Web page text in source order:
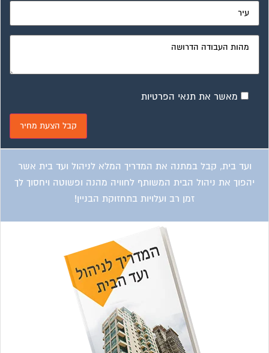
מאשר את תנאי הפרטיות
ועד בית, קבל במתנה את המדריך המלא לניהול ועד בית אשר
יהפוך את ניהול הבית המשותף לחוויה מהנה ופשוטה ויחסוך לך
זמן רב ועלויות בתחזוקת הבניין!